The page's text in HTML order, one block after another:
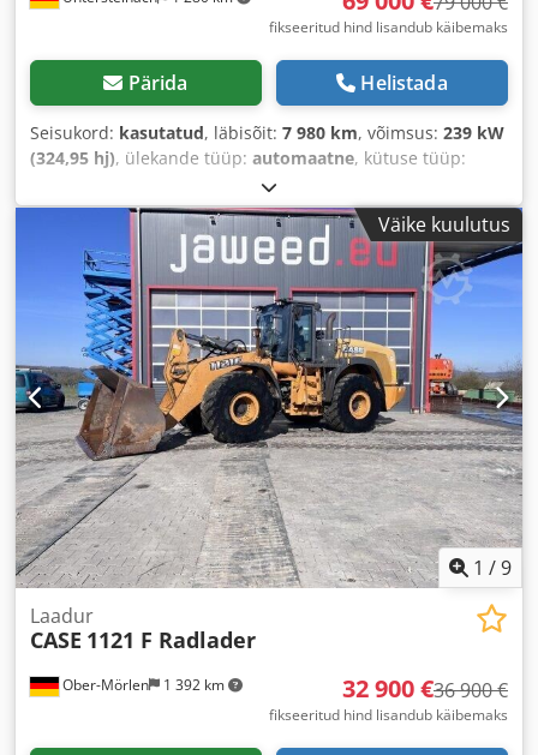
fikseeritud hind lisandub käibemaks
Pärida Helistada
Seisukord: kasutatud, läbisõit: 7 980 km, võimsus: 239 kW
(324,95 hj), ülekande tüüp: automaatne, kütuse tüüp:
, esmane registreerimine:
Ehitusaasta:2013, Varustus:kliimaseade,
Väike kuulutus
1 /9
Ober-Mörlen 1 392 km
Laadur
CASE 1121 F Radlader
32 900 €36 900 €
fikseeritud hind lisandub käibemaks